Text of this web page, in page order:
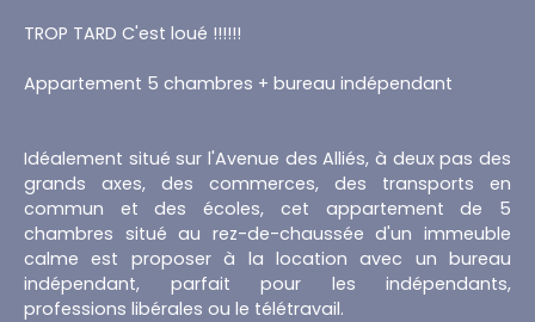
TROP TARD C'est loué !!!!!!
Appartement 5 chambres + bureau indépendant
Idéalement situé sur l'Avenue des Alliés, à deux pas des
grands axes, des commerces, des transports en
commun et des écoles, cet appartement de 5
chambres situé au rez-de-chaussée d'un immeuble
calme est proposer à la location avec un bureau
indépendant, parfait pour les indépendants,
professions libérales ou le télétravail.